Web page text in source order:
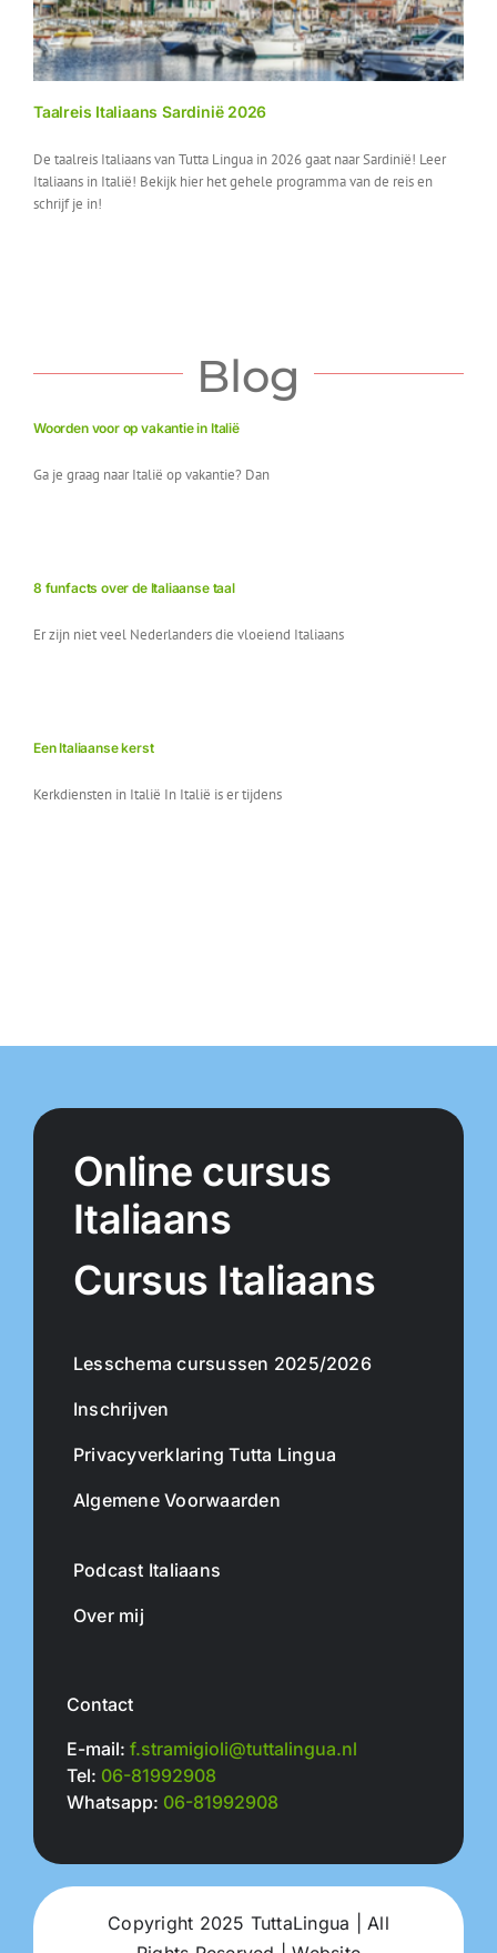
Taalreis Italiaans Sardinië 2026
De taalreis Italiaans van Tutta Lingua in 2026 gaat naar Sardinië! Leer
Italiaans in Italië! Bekijk hier het gehele programma van de reis en
schrijf je in!
Blog
Woorden voor op vakantie in Italië
Ga je graag naar Italië op vakantie? Dan
8 funfacts over de Italiaanse taal
Er zijn niet veel Nederlanders die vloeiend Italiaans
Een Italiaanse kerst
Kerkdiensten in Italië In Italië is er tijdens
Online cursus
Italiaans
Cursus Italiaans
Lesschema cursussen 2025/2026
Inschrijven
Privacyverklaring Tutta Lingua
Algemene Voorwaarden
Podcast Italiaans
Over mij
Contact
E-mail: f.stramigioli@tuttalingua.nl
Tel: 06-81992908
Whatsapp: 06-81992908
Copyright 2025 TuttaLingua | All